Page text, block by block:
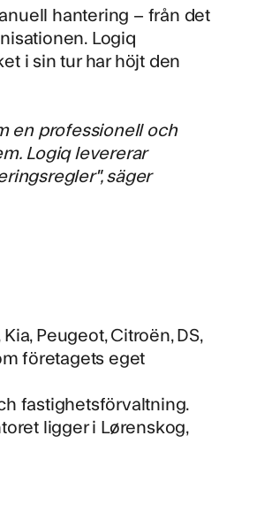
hantering – från det
Logiq
i sin tur har höjt den
en professionell och
Logiq levererar
säger
Peugeot, Citroën, DS,
företagets eget
fastighetsförvaltning.
ligger i Lørenskog,